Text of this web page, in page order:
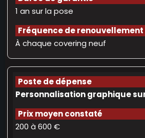
1 an sur la pose
À chaque covering neuf
Personnalisation graphique
200 à 600 €